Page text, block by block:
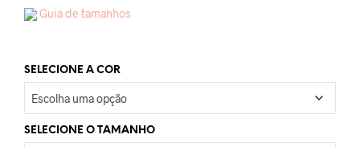
Guia de tamanhos
SELECIONE A COR
SELECIONE O TAMANHO